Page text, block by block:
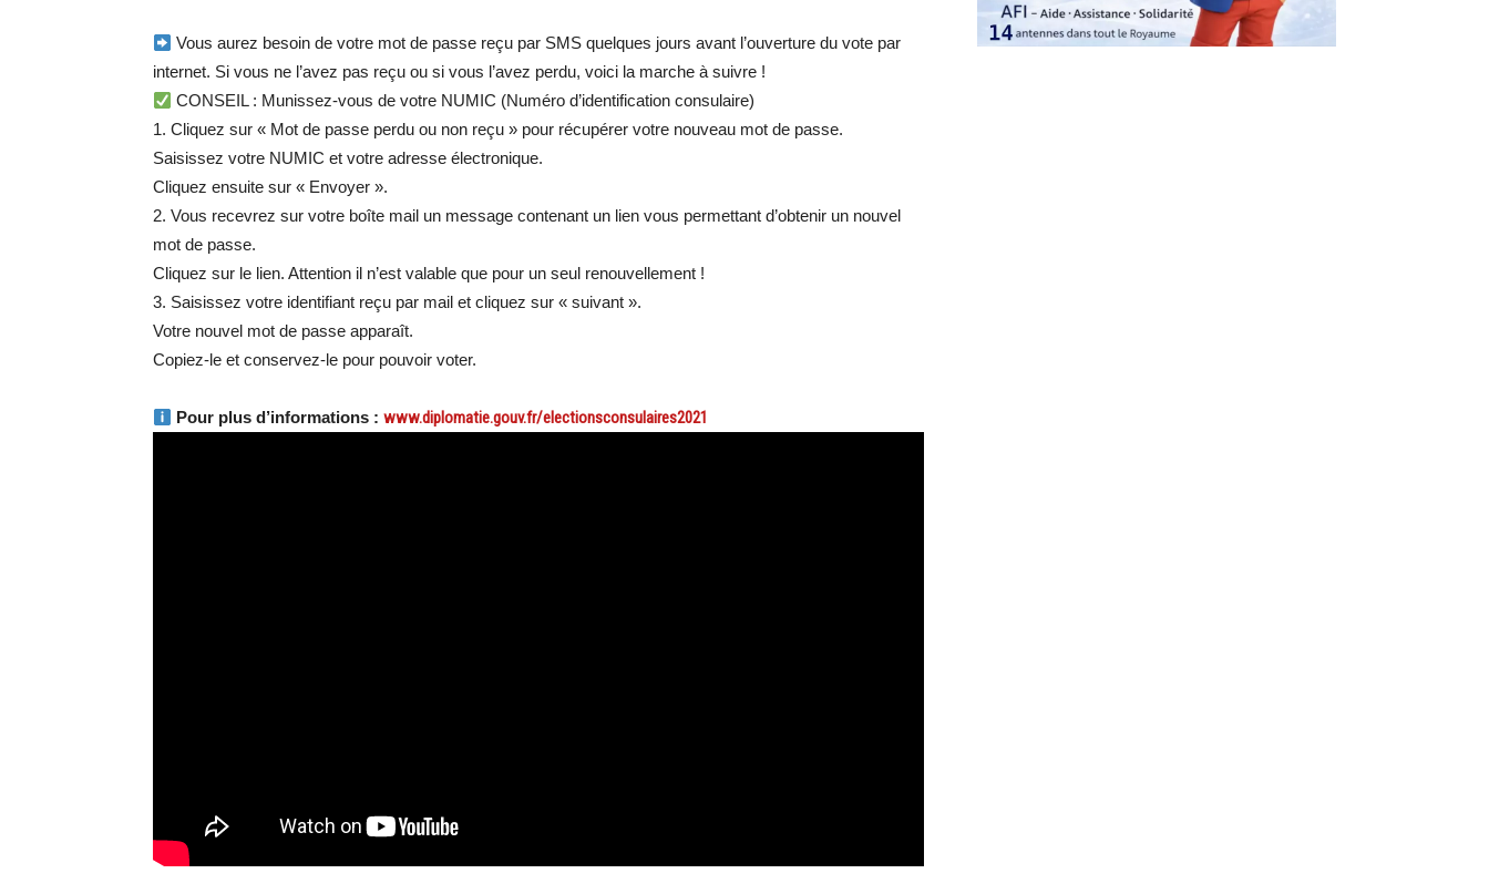
Vous aurez besoin de votre mot de passe reçu par SMS quelques jours avant l’ouverture du vote par
internet. Si vous ne l’avez pas reçu ou si vous l’avez perdu, voici la marche à suivre !
CONSEIL : Munissez-vous de votre NUMIC (Numéro d’identification consulaire)
1. Cliquez sur « Mot de passe perdu ou non reçu » pour récupérer votre nouveau mot de passe.
Saisissez votre NUMIC et votre adresse électronique.
Cliquez ensuite sur « Envoyer ».
2. Vous recevrez sur votre boîte mail un message contenant un lien vous permettant d’obtenir un nouvel
mot de passe.
Cliquez sur le lien. Attention il n’est valable que pour un seul renouvellement !
3. Saisissez votre identifiant reçu par mail et cliquez sur « suivant ».
Votre nouvel mot de passe apparaît.
Copiez-le et conservez-le pour pouvoir voter.
Pour plus d’informations :www.diplomatie.gouv.fr/electionsconsulaires2021